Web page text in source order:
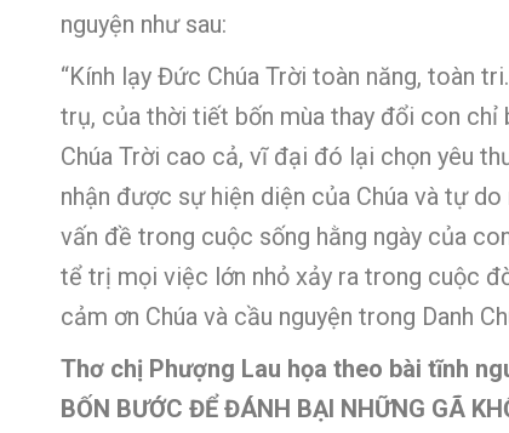
nguyện như sau:
“Kính lạy Đức Chúa Trời toàn năng, toàn
trụ, của thời tiết bốn mùa thay đổi con
Chúa Trời cao cả, vĩ đại đó lại chọn yêu
nhận được sự hiện diện của Chúa và tự
vấn đề trong cuộc sống hằng ngày của
tể trị mọi việc lớn nhỏ xảy ra trong cuộc
cảm ơn Chúa và cầu nguyện trong Danh
Thơ chị Phượng Lau họa theo bài tĩnh
BỐN BƯỚC ĐỂ ĐÁNH BẠI NHỮNG GÃ